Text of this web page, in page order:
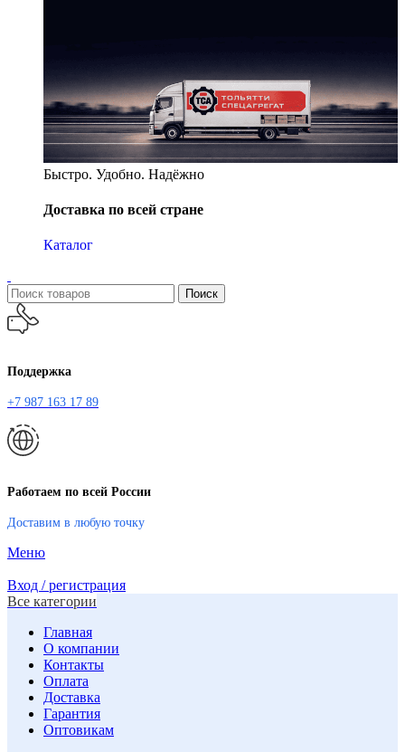
Быстро. Удобно. Надёжно
Доставка по всей стране
Каталог
Поиск
Поддержка
+7 987 163 17 89
Работаем по всей России
Доставим в любую точку
Меню
Вход / регистрация
Все категории
Главная
О компании
Контакты
Оплата
Доставка
Гарантия
Оптовикам